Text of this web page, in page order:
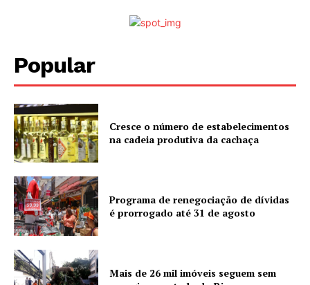
Popular
Cresce o número de estabelecimentos
na cadeia produtiva da cachaça
Programa de renegociação de dívidas
é prorrogado até 31 de agosto
Mais de 26 mil imóveis seguem sem